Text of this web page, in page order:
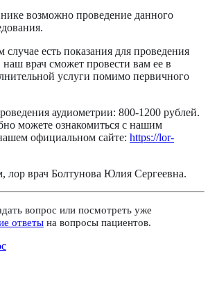
возможно проведение данного
есть показания для проведения
наш врач сможет провести вам ее в
услуги помимо первичного
аудиометрии: 800-1200 рублей.
можете ознакомиться с нашим
официальном сайте: https://lor-
лор врач Болтунова Юлия Сергеевна.
вопрос или посмотреть уже
ответы на вопросы пациентов.